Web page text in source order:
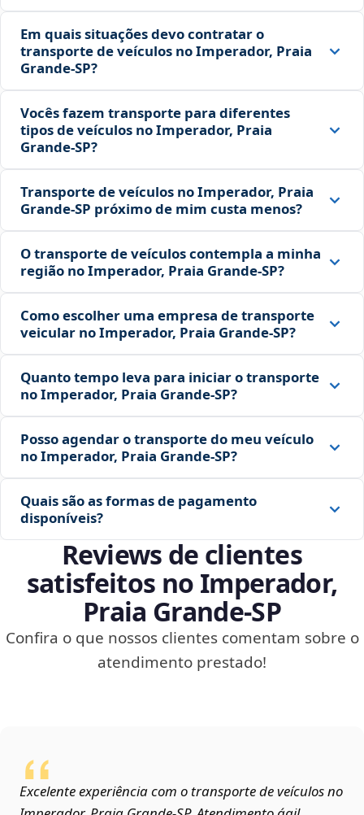
Em quais situações devo contratar o
transporte de veículos no Imperador, Praia
Grande‑SP?
Vocês fazem transporte para diferentes
tipos de veículos no Imperador, Praia
Grande‑SP?
Transporte de veículos no Imperador, Praia
Grande‑SP próximo de mim custa menos?
O transporte de veículos contempla a minha
região no Imperador, Praia Grande‑SP?
Como escolher uma empresa de transporte
veicular no Imperador, Praia Grande‑SP?
Quanto tempo leva para iniciar o transporte
no Imperador, Praia Grande‑SP?
Posso agendar o transporte do meu veículo
no Imperador, Praia Grande‑SP?
Quais são as formas de pagamento
disponíveis?
Reviews de clientes
satisfeitos no Imperador,
Praia Grande‑SP
Confira o que nossos clientes comentam sobre o
atendimento prestado!
Excelente experiência com o transporte de veículos no